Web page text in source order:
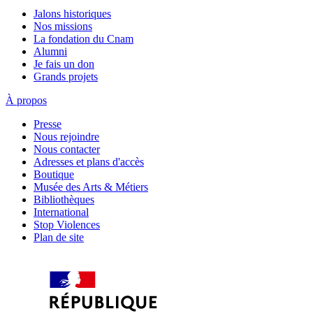
Jalons historiques
Nos missions
La fondation du Cnam
Alumni
Je fais un don
Grands projets
À propos
Presse
Nous rejoindre
Nous contacter
Adresses et plans d'accès
Boutique
Musée des Arts & Métiers
Bibliothèques
International
Stop Violences
Plan de site